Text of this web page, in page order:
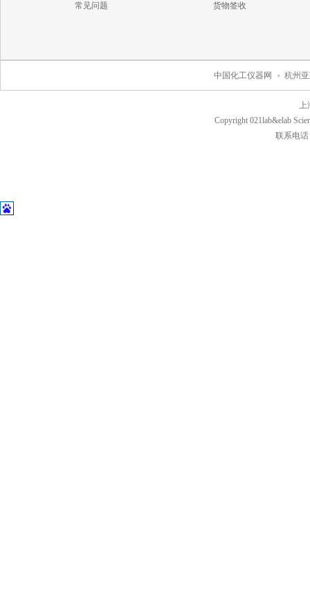
常见问题
货物签收
中国化工仪器网 杭州
上
Copyright 021lab&elab
联系电话